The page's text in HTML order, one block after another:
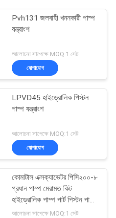
Pvh131 জলবাহী খননকারী পাম্প
যন্ত্রাংশ
আলোচনা সাপেক্ষে MOQ:1 সেট
যোগাযোগ
LPVD45 হাইড্রোলিক পিস্টন
পাম্প যন্ত্রাংশ
আলোচনা সাপেক্ষে MOQ:1 সেট
যোগাযোগ
কোমাটাস এক্সক্যাভেটর পিসি২০০-৮
প্রধান পাম্প মেরামত কিট
হাইড্রোলিক পাম্প পার্ট পিস্টন পাম্প
রক্ষণাবেক্ষণ মেরামতের পরিষেবা
আলোচনা সাপেক্ষে MOQ:1 সেট